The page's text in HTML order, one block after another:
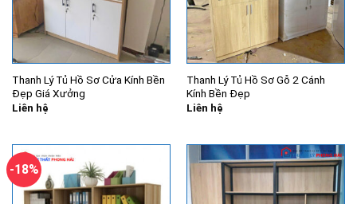
Thanh Lý Tủ Hồ Sơ Cửa Kính Bền
Đẹp Giá Xưởng
Liên hệ
Thanh Lý Tủ Hồ Sơ Gỗ 2 Cánh
Kính Bền Đẹp
Liên hệ
-18%